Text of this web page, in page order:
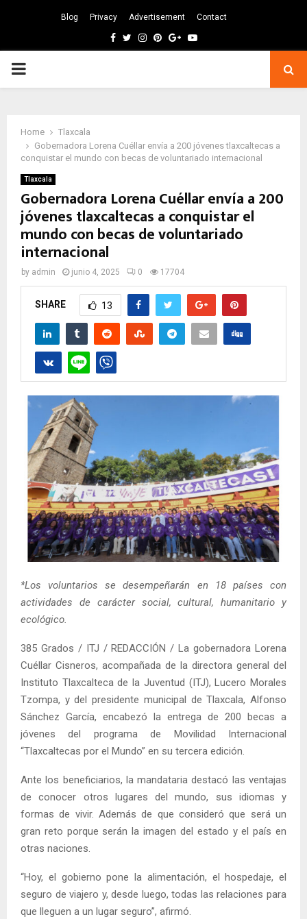
Blog Privacy Advertisement Contact
Facebook
TwitterInstagram
Pinterest
GoogleYoutube
PRIMARY
Home
Tlaxcala
Gobernadora Lorena Cuéllar envía a 200 jóvenes tlaxcaltecas a
conquistar el mundo con becas de voluntariado internacional
Tlaxcala
Gobernadora Lorena Cuéllar envía a 200
jóvenes tlaxcaltecas a conquistar el
mundo con becas de voluntariado
internacional
by admin junio 4, 2025 0 17704
SHARE 13
*Los voluntarios se desempeñarán en 18 países con
actividades de carácter social, cultural, humanitario y
ecológico.
385 Grados / ITJ / REDACCIÓN / La gobernadora Lorena
Cuéllar Cisneros, acompañada de la directora general del
Instituto Tlaxcalteca de la Juventud (ITJ), Lucero Morales
Tzompa, y del presidente municipal de Tlaxcala, Alfonso
Sánchez García, encabezó la entrega de 200 becas a
jóvenes del programa de Movilidad Internacional
“Tlaxcaltecas por el Mundo” en su tercera edición.
Ante los beneficiarios, la mandataria destacó las ventajas
de conocer otros lugares del mundo, sus idiomas y
formas de vivir. Además de que consideró que será un
gran reto porque serán la imagen del estado y el país en
otras naciones.
“Hoy, el gobierno pone la alimentación, el hospedaje, el
seguro de viajero y, desde luego, todas las relaciones para
que lleguen a un lugar seguro”, afirmó.